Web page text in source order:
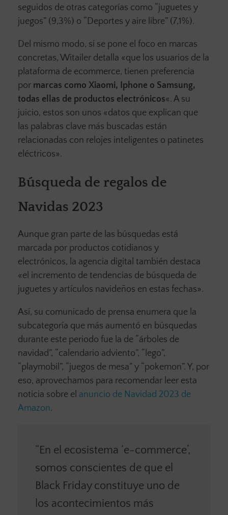
seguidos de otras categorías como “juguetes y
juegos” (9,3%) o “Deportes y aire libre” (7,1%).
Del mismo modo, si se pone el foco en marcas
concretas, Witailer detalla «que los usuarios de la
plataforma de ecommerce, tienen preferencia
por marcas como Xiaomi, Iphone o Samsung,
todas ellas de productos electrónicos«. A su
juicio, estos son unos «datos que explican que
las palabras clave más buscadas están
relacionadas con relojes inteligentes o patinetes
eléctricos».
Búsqueda de regalos de
Navidas 2023
Aunque gran parte de las búsquedas está
marcada por productos cotidianos y
electrónicos, la agencia digital también destaca
«el incremento de tendencias de búsqueda de
juguetes y artículos navideños en estas fechas».
Así, su comunicado de prensa enumera que la
subcategoría que más aumentó en búsquedas
durante este periodo fue la de “árboles de
navidad”, “calendario adviento”, “lego”,
“playmobil”, “juegos de mesa” y “pokemon”. Y, por
eso, aprovechamos para recomendar leer esta
noticia sobre el anuncio de Navidad 2023 de
Amazon.
“En el ecosistema ‘e-commerce’,
somos conscientes de que el
Black Friday constituye uno de
los acontecimientos más